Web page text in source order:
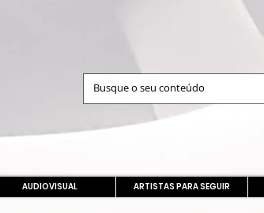
AUDIOVISUAL ARTISTAS PARA SEGUIR